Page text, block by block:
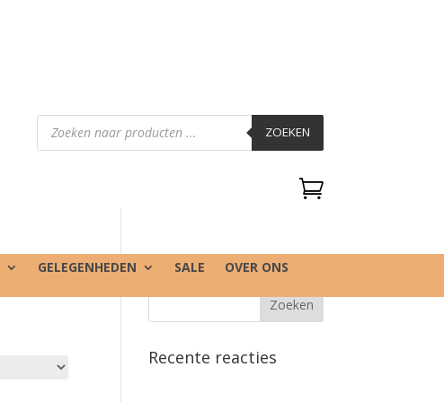
Producten
zoeken ZOEKEN

GELEGENHEDEN SALE
OVER ONS
Recente reacties